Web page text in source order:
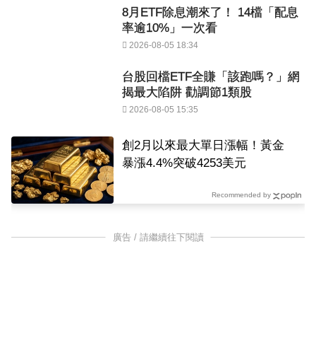
8月ETF除息潮來了！ 14檔「配息
率逾10%」一次看
2026-08-05 18:34
台股回檔ETF全賺「該跑嗎？」網
揭最大陷阱 勸調節1類股
2026-08-05 15:35
創2月以來最大單日漲幅！黃金
暴漲4.4%突破4253美元
Recommended by
廣告 / 請繼續往下閱讀